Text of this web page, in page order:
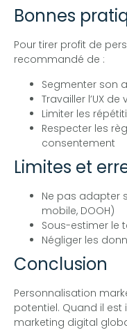
Bonnes
Pour tirer profit de
recommandé de :
Segmenter son
Travailler l’UX
Limiter les
Respecter les
consentement
Limites et
Ne pas adapter
mobile, DOOH)
Sous-estimer le
Négliger les
Conclusion
Personnalisation
potentiel. Quand il
marketing digital